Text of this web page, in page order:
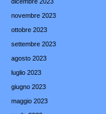
novembre 2023
ottobre 2023
settembre 2023
agosto 2023
luglio 2023
giugno 2023
maggio 2023